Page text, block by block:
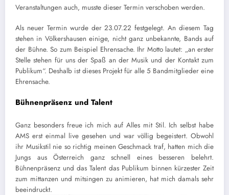
Veranstaltungen auch, musste dieser Termin verschoben werden.
Als neuer Termin wurde der 23.07.22 festgelegt. An diesem Tag
stehen in Völkershausen einige, nicht ganz unbekannte, Bands auf
der Bühne. So zum Beispiel Ehrensache. Ihr Motto lautet: „an erster
Stelle stehen für uns der Spaß an der Musik und der Kontakt zum
Publikum“. Deshalb ist dieses Projekt für alle 5 Bandmitglieder eine
Ehrensache.
Bühnenpräsenz und Talent
Ganz besonders freue ich mich auf Alles mit Stil. Ich selbst habe
AMS erst einmal live gesehen und war völlig begeistert. Obwohl
ihr Musikstil nie so richtig meinen Geschmack traf, hatten mich die
Jungs aus Österreich ganz schnell eines besseren belehrt.
Bühnenpräsenz und das Talent das Publikum binnen kürzester Zeit
zum mittanzen und mitsingen zu animieren, hat mich damals sehr
beeindruckt.